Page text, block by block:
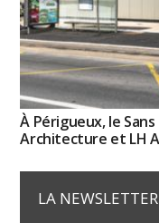
À Périgueux, le Sans
Architecture et LH
LA